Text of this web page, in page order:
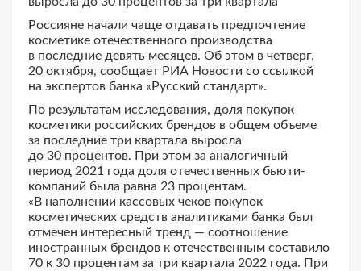
Россияне начали чаще отдавать предпочтение
косметике отечественного производства
в последние девять месяцев. Об этом в четверг,
20 октября, сообщает РИА Новости со ссылкой
на экспертов банка «Русский стандарт».
По результатам исследования, доля покупок
косметики российских брендов в общем объеме
за последние три квартала выросла
до 30 процентов. При этом за аналогичный
период 2021 года доля отечественных бьюти-
компаний была равна 23 процентам.
«В наполнении кассовых чеков покупок
косметических средств аналитиками банка был
отмечен интересный тренд — соотношение
иностранных брендов к отечественным составило
70 к 30 процентам за три квартала 2022 года. При